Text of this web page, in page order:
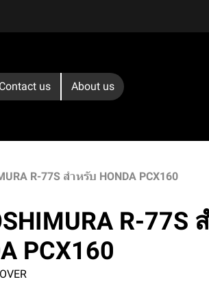
Contact us About us
R-77S สำหรับ HONDA PCX160
R-77S
PCX160